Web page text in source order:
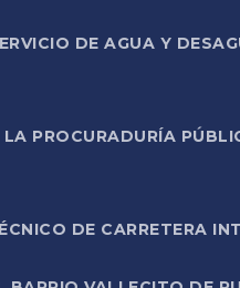
DE AGUA Y
PROCURADURÍA
DE CARRETERA